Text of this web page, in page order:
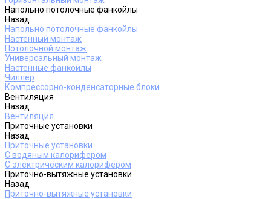
Напольно потолочные фанкойлы
Назад
Напольно потолочные фанкойлы
Настенный монтаж
Потолочной монтаж
Универсальный монтаж
Настенные фанкойлы
Чиллер
Компрессорно-конденсаторные блоки
Вентиляция
Назад
Вентиляция
Приточные установки
Назад
Приточные установки
С водяным калорифером
С электрическим калорифером
Приточно-вытяжные установки
Назад
Приточно-вытяжные установки